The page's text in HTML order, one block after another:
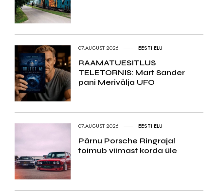
07.AUGUST 2026 EESTI ELU
RAAMATUESITLUS
TELETORNIS: Mart Sander
pani Merivälja UFO
07.AUGUST 2026 EESTI ELU
Pärnu Porsche Ringrajal
toimub viimast korda üle